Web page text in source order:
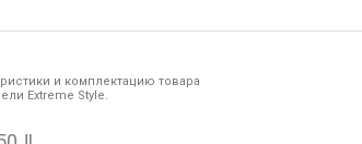
и комплектацию товара
Extreme Style.